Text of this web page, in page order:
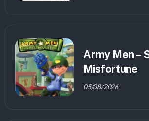
Army Men –
Misfortune
05/08/2026